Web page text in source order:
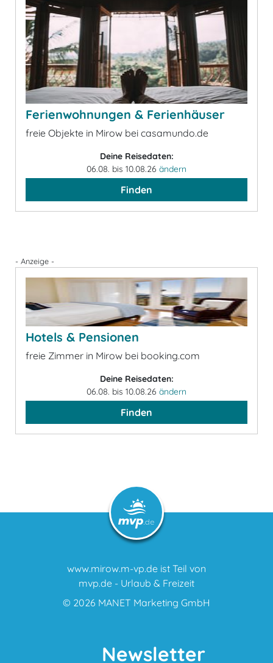
Ferienwohnungen & Ferienhäuser
freie Objekte in Mirow bei casamundo.de
Deine Reisedaten:
06.08. bis 10.08.26 ändern
Finden
- Anzeige -
Hotels & Pensionen
freie Zimmer in Mirow bei booking.com
Deine Reisedaten:
06.08. bis 10.08.26 ändern
Finden
www.mirow.m-vp.de ist Teil von
mvp.de - Urlaub & Freizeit
© 2026 MANET Marketing GmbH
Newsletter